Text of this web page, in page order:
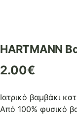
HARTMANN
2.00€
Ιατρικό βαμβάκι
Από 100% φυσικό